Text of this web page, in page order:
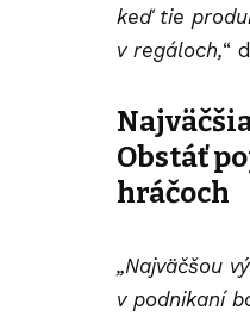
keď tie
v regáloch,“
Obstáť
hráčoch
„Najväčšou
v podnikaní